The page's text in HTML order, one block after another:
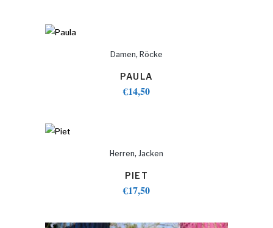
Damen, Röcke
PAULA
€14,50
Herren, Jacken
PIET
€17,50